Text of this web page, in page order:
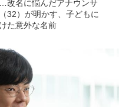
改名に悩んだアナウンサ
32）が明かす、子どもに
た意外な名前